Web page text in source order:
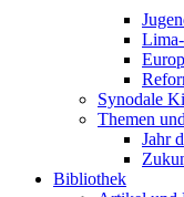
Synodale
Themen
Jahr
Bibliothek